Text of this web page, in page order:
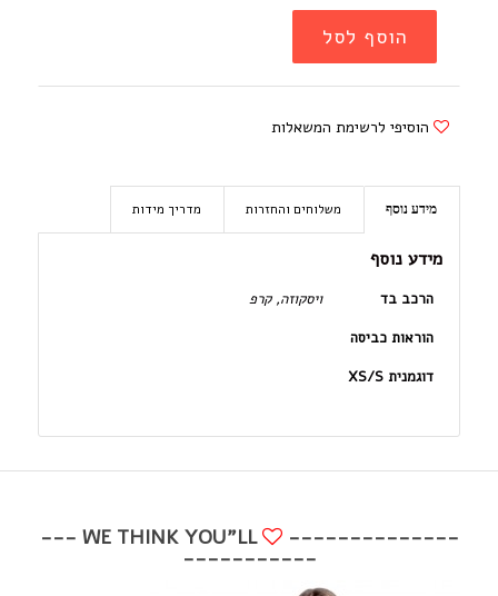
הוסף לסל
הוסיפי לרשימת המשאלות
מידע נוסף משלוחים והחזרות מדריך מידות
מידע נוסף
הרכב בד
ויסקוזה, קרפ
הוראות כביסה
דוגמנית XS/S
--------------
WE THINK YOU"LL ---
-----------